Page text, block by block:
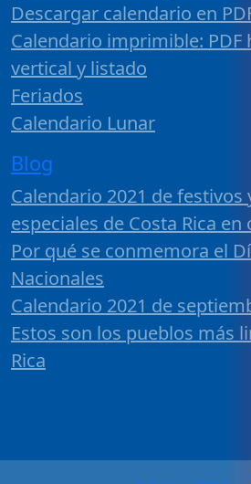
Descargar calendario en
Calendario imprimible: PDF
vertical y listado
Feriados
Calendario Lunar
Blog
Calendario 2021 de festivos
especiales de Costa Rica
Por qué se conmemora el
Nacionales
Calendario 2021 de
Estos son los pueblos más
Rica